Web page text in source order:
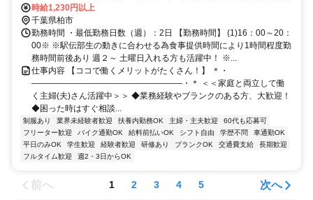
分、ＪＲ常磐線/東京メトロ千代田線 南柏東口徒歩約19分、東武野田
線〔アーバンパークライン〕 増尾西口徒歩約30分 ※住所から自動設
定しているため、MAPの位置がずれている場合がございます
時給1,230円以上
千葉県柏市
勤務時間 ・最低勤務日数（週）：2日 【勤務時間】 (1)16：00～20：
00※ ※駅伝部生の動きに合わせる為食事提供時間により1時間程度勤
務時間前後あり 週２～ 土曜日入れる方も活躍中！ ※...
仕事内容 【ココで働くメリットがたくさん！】 ＊・
――――――――――――――――――・＊ ＜＜家庭と両立して働
く主婦(夫)さん活躍中＞＞ ◆業務経験やブランクのある方、大歓迎！
◆困った時はすぐ相談...
制服あり 業界未経験者歓迎 扶養内勤務OK 主婦・主夫歓迎
60代も応募可
フリーター歓迎
バイク通勤OK 給料前払いOK シフト自由 学歴不問
車通勤OK
平日のみOK
学生歓迎 経験者歓迎 研修あり ブランクOK 交通費支給
長期歓迎
フルタイム歓迎
週2・3日からOK
前へ 1 2 3 4 5 次へ